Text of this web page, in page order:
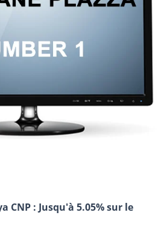
CNP : Jusqu'à 5.05% sur le